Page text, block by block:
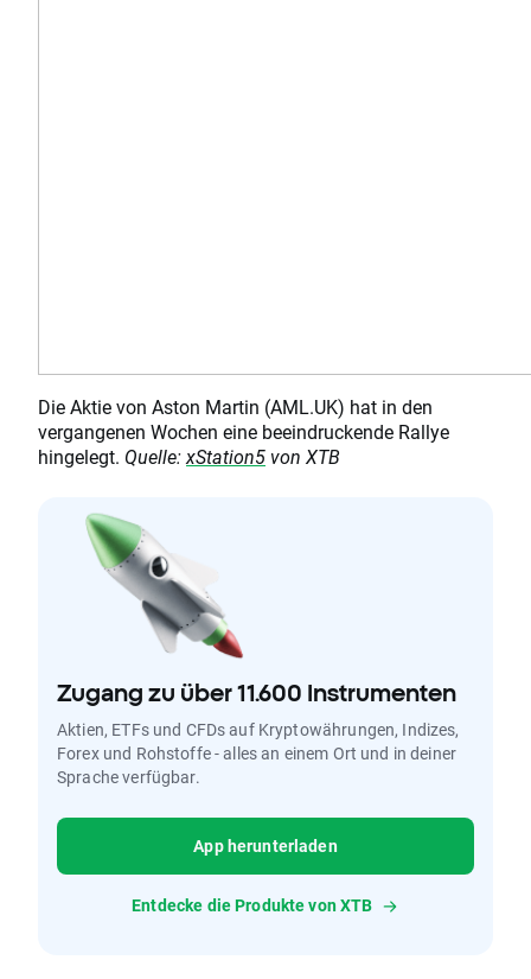
Die Aktie von Aston Martin (AML.UK) hat in den
vergangenen Wochen eine beeindruckende Rallye
hingelegt. Quelle:xStation5 von XTB
Zugang zu über 11.600 Instrumenten
Aktien, ETFs und CFDs auf Kryptowährungen, Indizes,
Forex und Rohstoffe - alles an einem Ort und in deiner
Sprache verfügbar.
App herunterladen
Entdecke die Produkte von XTB